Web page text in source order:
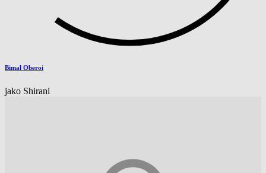
Bimal Oberoi
jako Shirani